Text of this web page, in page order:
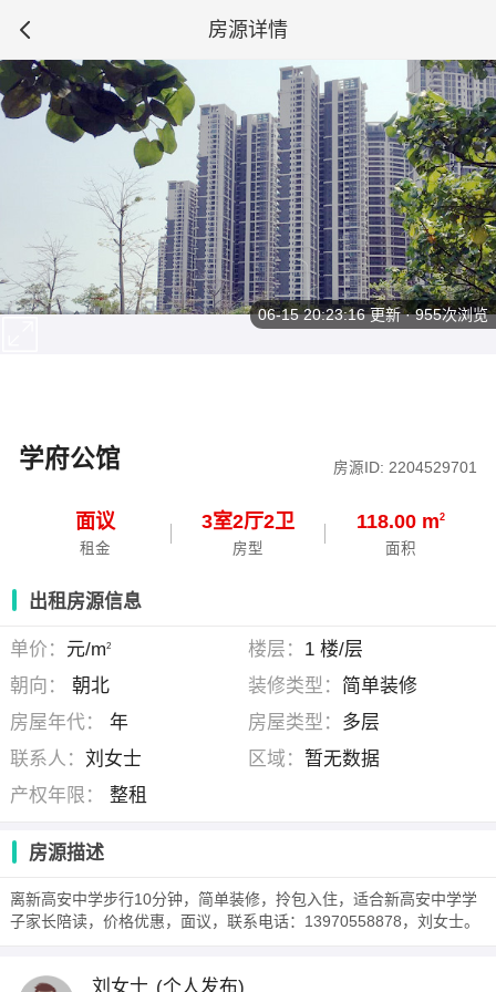
房源详情
学府公馆 房源ID: 2204529701
面议
租金
3室2厅2卫
房型
118.00 m2
面积
06-15 20:23:16更新 · 955次浏览
出租房源信息
单价： 元/m2 楼层： 1 楼/层
朝向：
朝北 装修类型： 简单装修
房屋年代：
年 房屋类型： 多层
联系人：刘女士 区域： 暂无数据
产权年限：
整租
房源描述
离新高安中学步行10分钟，简单装修，拎包入住，适合新高安中学学
子家长陪读，价格优惠，面议，联系电话：13970558878，刘女士。
刘女士 (个人发布)